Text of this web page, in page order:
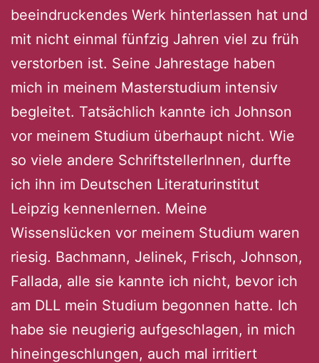
beeindruckendes Werk hinterlassen hat und
mit nicht einmal fünfzig Jahren viel zu früh
verstorben ist. Seine Jahrestage haben
mich in meinem Masterstudium intensiv
begleitet. Tatsächlich kannte ich Johnson
vor meinem Studium überhaupt nicht. Wie
so viele andere SchriftstellerInnen, durfte
ich ihn im Deutschen Literaturinstitut
Leipzig kennenlernen. Meine
Wissenslücken vor meinem Studium waren
riesig. Bachmann, Jelinek, Frisch, Johnson,
Fallada, alle sie kannte ich nicht, bevor ich
am DLL mein Studium begonnen hatte. Ich
habe sie neugierig aufgeschlagen, in mich
hineingeschlungen, auch mal irritiert